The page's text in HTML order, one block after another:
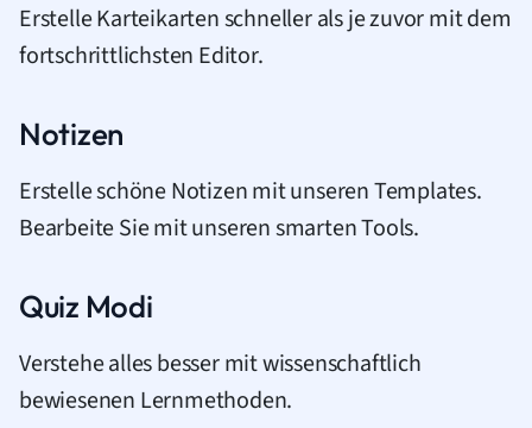
Erstelle Karteikarten schneller als je zuvor mit dem
fortschrittlichsten Editor.
Notizen
Erstelle schöne Notizen mit unseren Templates.
Bearbeite Sie mit unseren smarten Tools.
Quiz Modi
Verstehe alles besser mit wissenschaftlich
bewiesenen Lernmethoden.